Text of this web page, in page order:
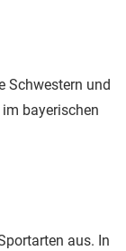
Schwestern und
bayerischen
aus. In